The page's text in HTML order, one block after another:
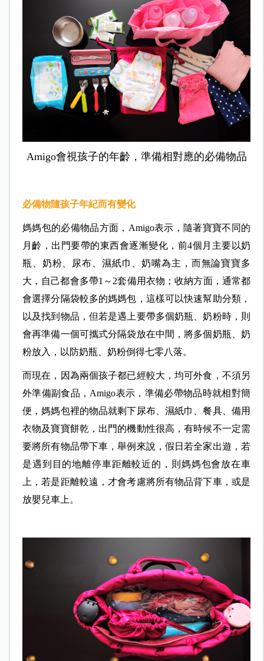
Amigo會視孩子的年齡，準備相對應的必備物品
必備物隨孩子年紀而有變化
媽媽包的必備物品方面，Amigo表示，隨著寶寶不同的
月齡，出門要帶的東西會逐漸變化，前4個月主要以奶
瓶、奶粉、尿布、濕紙巾、奶嘴為主，而無論寶寶多
大，自己都會多帶1～2套備用衣物；收納方面，通常都
會選擇分隔袋較多的媽媽包，這樣可以快速幫助分類，
以及找到物品，但若是遇上要帶多個奶瓶、奶粉時，則
會再準備一個可攜式分隔袋放在中間，將多個奶瓶、奶
粉放入，以防奶瓶、奶粉倒得七零八落。
而現在，因為兩個孩子都已經較大，均可外食，不須另
外準備副食品，Amigo表示，準備必帶物品時就相對簡
便，媽媽包裡的物品就剩下尿布、濕紙巾、餐具、備用
衣物及寶寶餅乾，出門的機動性很高，有時候不一定需
要將所有物品帶下車，舉例來說，假日若全家出遊，若
是遇到目的地離停車距離較近的，則媽媽包會放在車
上，若是距離較遠，才會考慮將所有物品背下車，或是
放嬰兒車上。